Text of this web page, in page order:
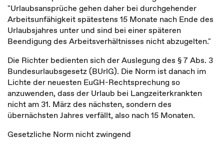
"Urlaubsansprüche gehen daher bei durchgehender
Arbeitsunfähigkeit spätestens 15 Monate nach Ende des
Urlaubsjahres unter und sind bei einer späteren
Beendigung des Arbeitsverhältnisses nicht abzugelten."
Die Richter bedienten sich der Auslegung des § 7 Abs. 3
Bundesurlaubsgesetz (BUrlG). Die Norm ist danach im
Lichte der neuesten EuGH-Rechtsprechung so
anzuwenden, dass der Urlaub bei Langzeiterkrankten
nicht am 31. März des nächsten, sondern des
übernächsten Jahres verfällt, also nach 15 Monaten.
Gesetzliche Norm nicht zwingend